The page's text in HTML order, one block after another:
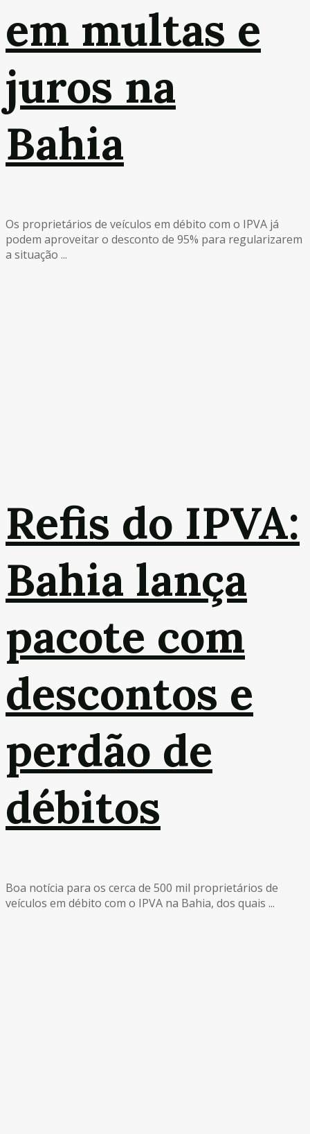
em multas e
juros na
Bahia
Os proprietários de veículos em débito com o IPVA já
podem aproveitar o desconto de 95% para regularizarem
a situação ...
Refis do IPVA:
Bahia lança
pacote com
descontos e
perdão de
débitos
Boa notícia para os cerca de 500 mil proprietários de
veículos em débito com o IPVA na Bahia, dos quais ...